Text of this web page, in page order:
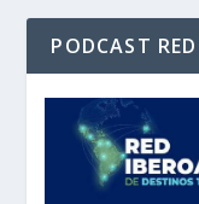
PODCAST RED